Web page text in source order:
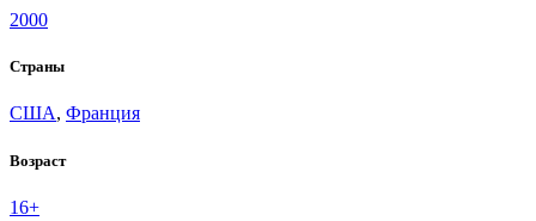
2000
Страны
США, Франция
Возраст
16+